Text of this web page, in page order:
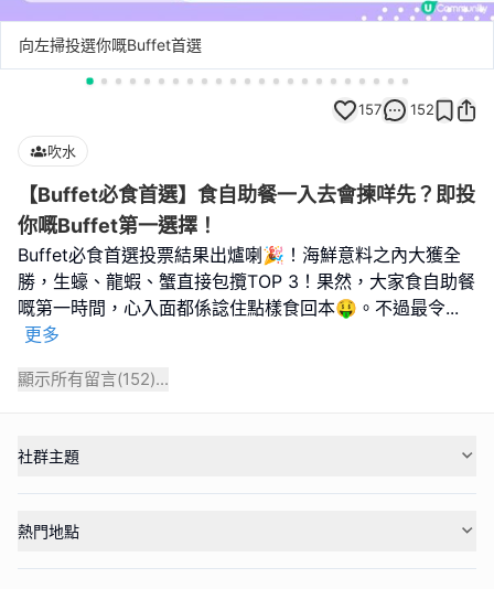
向左掃投選你嘅Buffet首選
157 152
吹水
【Buffet必食首選】食自助餐一入去會揀咩先？即投
你嘅Buffet第一選擇！
Buffet必食首選投票結果出爐喇🎉！海鮮意料之內大獲全
勝，生蠔、龍蝦、蟹直接包攬TOP 3！果然，大家食自助餐
嘅第一時間，心入面都係諗住點樣食回本🤑。不過最令...
更多
顯示所有留言(152)...
社群主題
熱門地點